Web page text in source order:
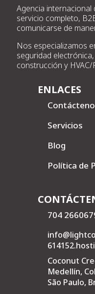
Agencia internacional
servicio completo,
comunicarse de
Nos especializamos
seguridad
construcción y HVAC/
ENLACES
Servicios
Blog
Política de
704
Coconut
Medellín,
São Paulo,